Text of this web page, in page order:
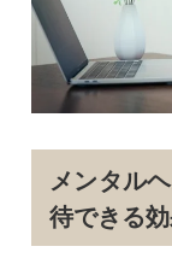
メンタル
待できる